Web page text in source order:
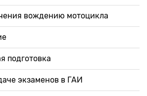
вождению мотоцикла
подготовка
экзаменов в ГАИ